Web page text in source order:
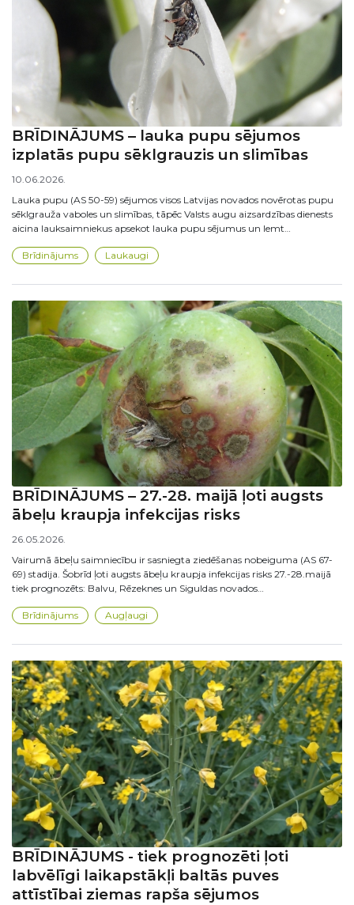
BRĪDINĀJUMS – lauka pupu sējumos
izplatās pupu sēklgrauzis un slimības
10.06.2026.
Lauka pupu (AS 50-59) sējumos visos Latvijas novados novērotas pupu
sēklgrauža vaboles un slimības, tāpēc Valsts augu aizsardzības dienests
aicina lauksaimniekus apsekot lauka pupu sējumus un lemt…
Brīdinājums Laukaugi
BRĪDINĀJUMS – 27.-28. maijā ļoti augsts
ābeļu kraupja infekcijas risks
26.05.2026.
Vairumā ābeļu saimniecību ir sasniegta ziedēšanas nobeiguma (AS 67-
69) stadija. Šobrīd ļoti augsts ābeļu kraupja infekcijas risks 27.-28.maijā
tiek prognozēts: Balvu, Rēzeknes un Siguldas novados…
Brīdinājums Augļaugi
BRĪDINĀJUMS - tiek prognozēti ļoti
labvēlīgi laikapstākļi baltās puves
attīstībai ziemas rapša sējumos